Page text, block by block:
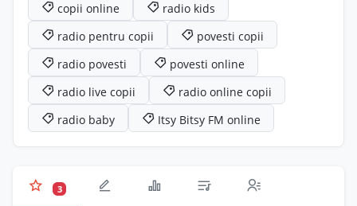
copii online
radio kids
radio pentru copii
povesti copii
radio povesti
povesti online
radio live copii
radio online copii
radio baby
Itsy Bitsy FM online
3